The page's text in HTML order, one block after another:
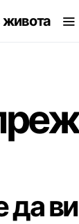
живота